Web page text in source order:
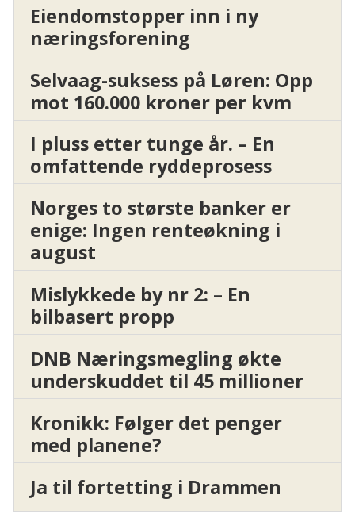
Eiendomstopper inn i ny
næringsforening
Selvaag-suksess på Løren: Opp
mot 160.000 kroner per kvm
I pluss etter tunge år. – En
omfattende ryddeprosess
Norges to største banker er
enige: Ingen renteøkning i
august
Mislykkede by nr 2: – En
bilbasert propp
DNB Næringsmegling økte
underskuddet til 45 millioner
Kronikk: Følger det penger
med planene?
Ja til fortetting i Drammen